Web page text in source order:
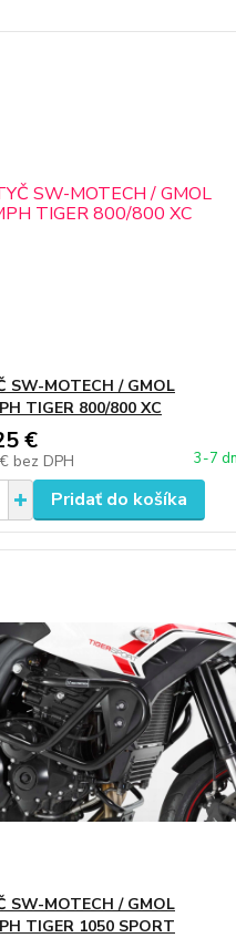
SW-MOTECH / GMOL
TIGER 800/800 XC
€
bez DPH 3-7
Pridať do košíka
SW-MOTECH / GMOL
TIGER 1050 SPORT